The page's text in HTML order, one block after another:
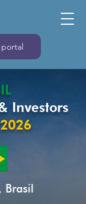
Investors
2026
Brasil